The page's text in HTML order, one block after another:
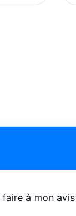
à mon avis